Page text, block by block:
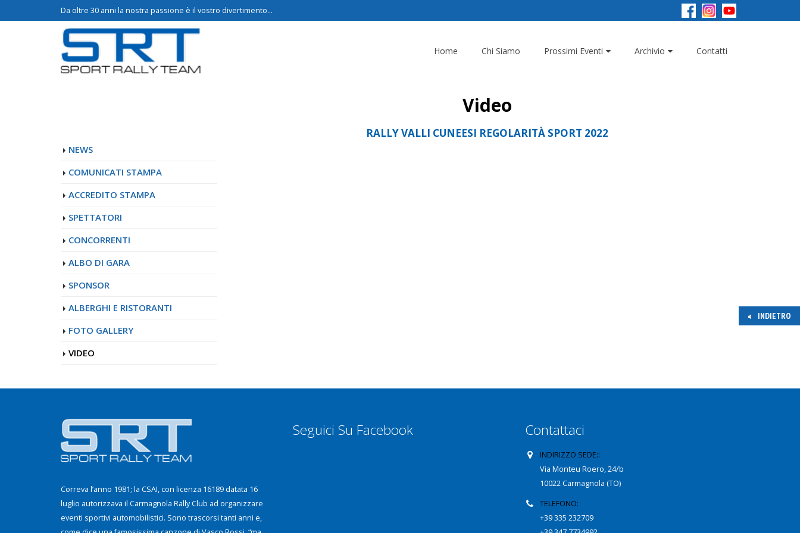
Da oltre 30 anni la nostra passione è il vostro divertimento...
Home Chi Siamo Prossimi Eventi Archivio Contatti
Video
RALLY VALLI CUNEESI REGOLARITÀ SPORT 2022
NEWS
COMUNICATI STAMPA
ACCREDITO STAMPA
SPETTATORI
CONCORRENTI
ALBO DI GARA
SPONSOR
ALBERGHI E RISTORANTI
FOTO GALLERY
VIDEO
Correva l’anno 1981; la CSAI, con licenza 16189 datata 16
luglio autorizzava il Carmagnola Rally Club ad organizzare
eventi sportivi automobilistici. Sono trascorsi tanti anni e,
Seguici Su Facebook Contattaci
INDIRIZZO SEDE::
Via Monteu Roero, 24/b
10022 Carmagnola (TO)
TELEFONO:
+39 335 232709
INDIETRO